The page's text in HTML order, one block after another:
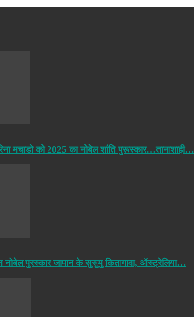
मचाडो को 2025 का नोबेल शांति पुरूस्कार…तानाशाही…
नोबेल पुरस्कार जापान के सुसुमु कितागावा, ऑस्ट्रेलिया…